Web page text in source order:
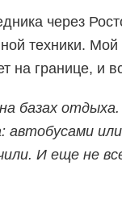
через
техники. Мой
на границе, и
базах отдыха
автобусами
И еще не